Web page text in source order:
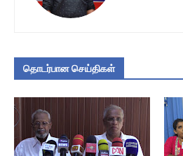
தொடர்பான செய்திகள்